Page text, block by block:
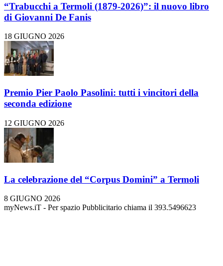
“Trabucchi a Termoli (1879-2026)”: il nuovo libro
di Giovanni De Fanis
18 GIUGNO 2026
Premio Pier Paolo Pasolini: tutti i vincitori della
seconda edizione
12 GIUGNO 2026
La celebrazione del “Corpus Domini” a Termoli
8 GIUGNO 2026
myNews.iT - Per spazio Pubblicitario chiama il 393.5496623